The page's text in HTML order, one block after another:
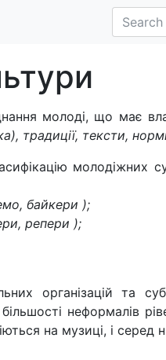
молоді, що має
традиції, тексти,
молодіжних
байкери );
репери );
організацій та
неформалів
на музиці, і